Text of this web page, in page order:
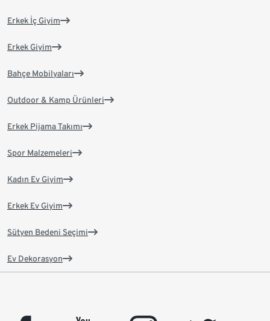
Erkek İç Giyim
Erkek Giyim
Bahçe Mobilyaları
Outdoor & Kamp Ürünleri
Erkek Pijama Takımı
Spor Malzemeleri
Kadın Ev Giyim
Erkek Ev Giyim
Sütyen Bedeni Seçimi
Ev Dekorasyon